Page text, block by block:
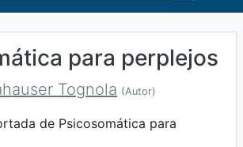
para perplejos
Tognola (Autor)